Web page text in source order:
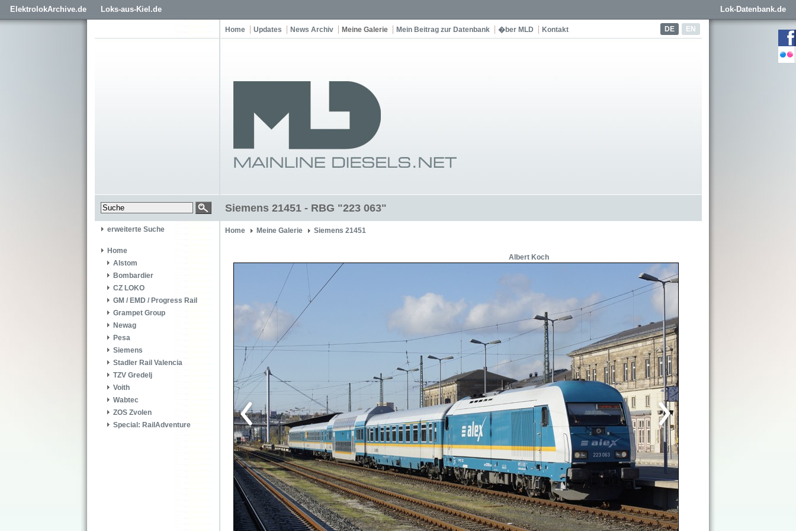
ElektrolokArchive.de Loks-aus-Kiel.de Lok-Datenbank.de
DE EN
Home Updates News Archiv Meine Galerie Mein Beitrag zur Datenbank �ber MLD Kontakt
Siemens 21451 - RBG "223 063"
erweiterte Suche
Home
Alstom
Bombardier
CZ LOKO
GM / EMD / Progress Rail
Grampet Group
Newag
Pesa
Siemens
Stadler Rail Valencia
TZV Gredelj
Voith
Wabtec
ZOS Zvolen
Special: RailAdventure
Home Meine Galerie Siemens 21451
Albert Koch